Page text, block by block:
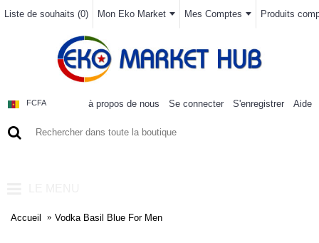
Liste de souhaits (0) Mon Eko Market Mes Comptes Produits
FCFA à propos de nous Se connecter S'enregistrer Aide
Accueil Vodka Basil Blue For Men